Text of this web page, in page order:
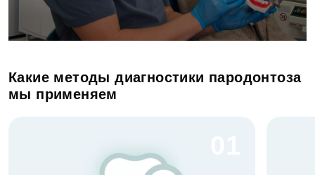
Какие методы диагностики пародонтоза
мы применяем